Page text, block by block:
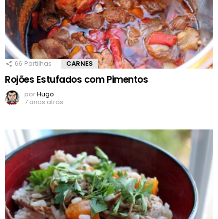
66 Partilhas CARNES
Rojões Estufados com Pimentos
porHugo
7 anos atrás